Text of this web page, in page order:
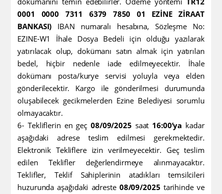
0001 0000 7311 6379 7850 01 EZİNE ZİRAAT
BANKASI) IBAN numaralı hesabına, Sözleşme No:
EZINE-W1 İhale Dosya Bedeli için olduğu yazılarak
yatırılacak olup, dokümanı satın almak için yatırılan
bedel, hiçbir nedenle iade edilmeyecektir. İhale
dokümanı posta/kurye servisi yoluyla veya elden
gönderilecektir. Kargo ile gönderilmesi durumunda
oluşabilecek gecikmelerden Ezine Belediyesi sorumlu
olmayacaktır.
6- Tekliflerin en geç08/09/2025 saat 16:00’ya kadar
aşağıdaki adrese teslim edilmesi gerekmektedir.
Elektronik Tekliflere izin verilmeyecektir. Geç teslim
edilen Teklifler değerlendirmeye alınmayacaktır.
Teklifler, Teklif Sahiplerinin atadıkları temsilcileri
huzurunda aşağıdaki adreste 08/09/2025 tarihinde ve